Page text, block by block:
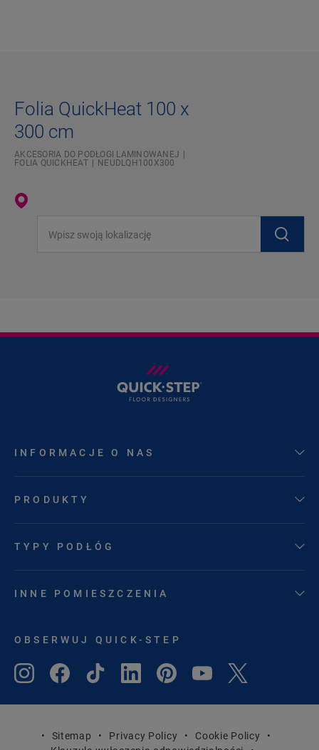
Folia QuickHeat 100 x
300 cm
AKCESORIA DO PODŁOGI LAMINOWANEJ
FOLIA QUICKHEAT
NEUDLQH100X300
INFORMACJE O NAS
PRODUKTY
TYPY PODŁÓG
INNE POMIESZCZENIA
OBSERWUJ QUICK-STEP
Sitemap Privacy Policy
Cookie Policy